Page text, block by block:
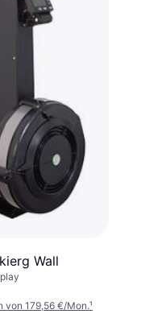
Wall
von 179,56 €/Mon.¹